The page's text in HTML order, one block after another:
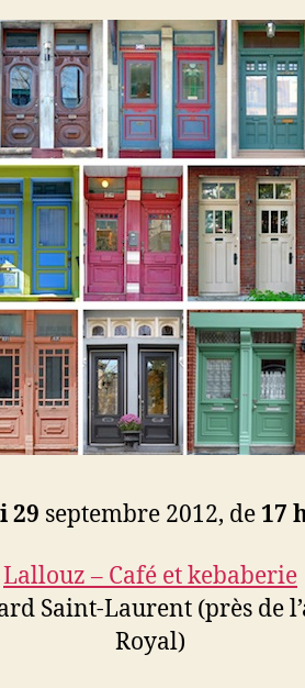
29 septembre 2012, de 17
Lallouz – Café et kebaberie
Saint-Laurent (près de
Royal)